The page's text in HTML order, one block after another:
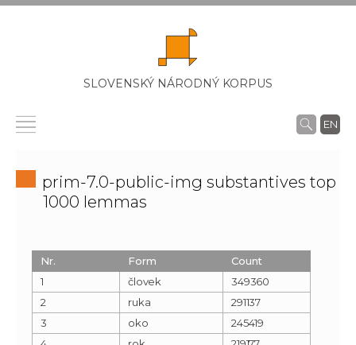
SLOVENSKÝ NÁRODNÝ KORPUS
EN
prim-7.0-public-img substantives top
1000 lemmas
Nr. Form
Count
1
človek
349360
2
ruka
291137
3
oko
245419